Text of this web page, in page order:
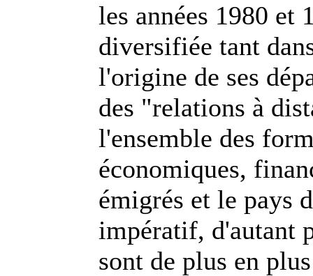
les années 1980 et
diversifiée tant
l'origine de ses
des "relations à
l'ensemble des
économiques,
émigrés et le pays
impératif, d'autant
sont de plus en